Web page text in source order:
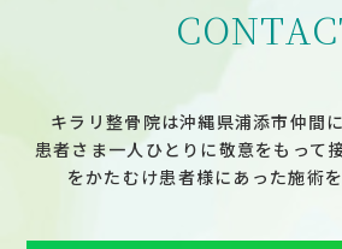
キラリ整骨院は沖縄県浦添市仲間
患者さま一人ひとりに敬意をもって
をかたむけ患者様にあった施術